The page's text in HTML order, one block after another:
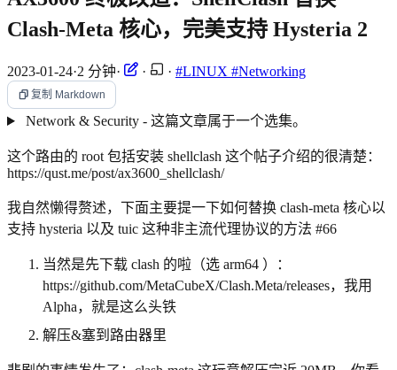
Clash-Meta 核心，完美支持 Hysteria 2
2023-01-24·2 分钟· · · #LINUX #Networking
复制 Markdown
Network & Security - 这篇文章属于一个选集。
这个路由的 root 包括安装 shellclash 这个帖子介绍的很清楚：
https://qust.me/post/ax3600_shellclash/
我自然懒得赘述，下面主要提一下如何替换 clash-meta 核心以
支持 hysteria 以及 tuic 这种非主流代理协议的方法 #66
当然是先下载 clash 的啦（选 arm64 ）：
https://github.com/MetaCubeX/Clash.Meta/releases，我用
Alpha，就是这么头铁
解压&塞到路由器里